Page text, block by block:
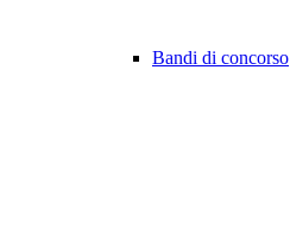
Bandi di concorso